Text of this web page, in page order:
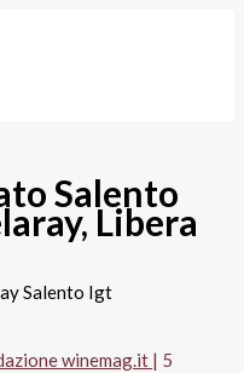
Salento
Libera
winemag.it | 5